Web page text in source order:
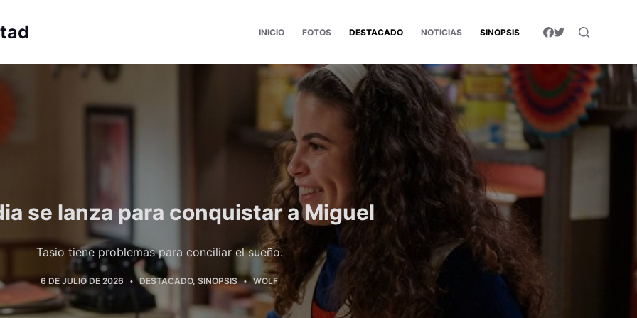
INICIO FOTOS DESTACADO NOTICIAS SINOPSIS
se lanza para conquistar a Miguel
Tasio tiene problemas para conciliar el sueño.
6 DE JULIO DE 2026 DESTACADO, SINOPSIS WOLF